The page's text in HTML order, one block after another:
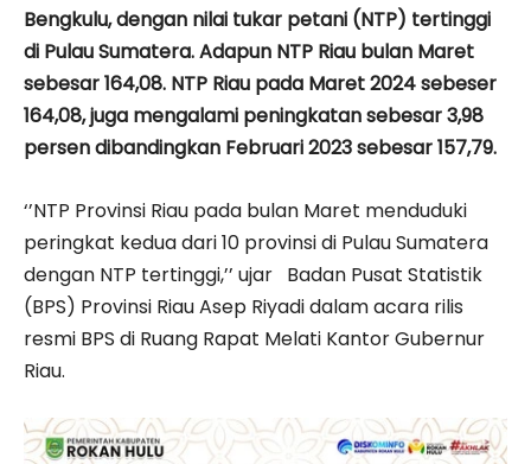
Bengkulu, dengan nilai tukar petani (NTP) tertinggi
di Pulau Sumatera. Adapun NTP Riau bulan Maret
sebesar 164,08. NTP Riau pada Maret 2024 sebeser
164,08, juga mengalami peningkatan sebesar 3,98
persen dibandingkan Februari 2023 sebesar 157,79.
‘’NTP Provinsi Riau pada bulan Maret menduduki
peringkat kedua dari 10 provinsi di Pulau Sumatera
dengan NTP tertinggi,’’ ujar Badan Pusat Statistik
(BPS) Provinsi Riau Asep Riyadi dalam acara rilis
resmi BPS di Ruang Rapat Melati Kantor Gubernur
Riau.